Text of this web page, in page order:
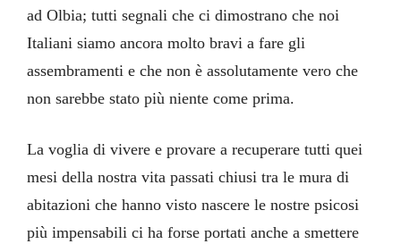
ad Olbia; tutti segnali che ci dimostrano che noi
Italiani siamo ancora molto bravi a fare gli
assembramenti e che non è assolutamente vero che
non sarebbe stato più niente come prima.
La voglia di vivere e provare a recuperare tutti quei
mesi della nostra vita passati chiusi tra le mura di
abitazioni che hanno visto nascere le nostre psicosi
più impensabili ci ha forse portati anche a smettere